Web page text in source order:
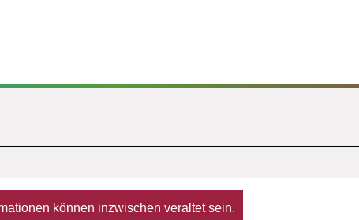
können inzwischen veraltet sein.